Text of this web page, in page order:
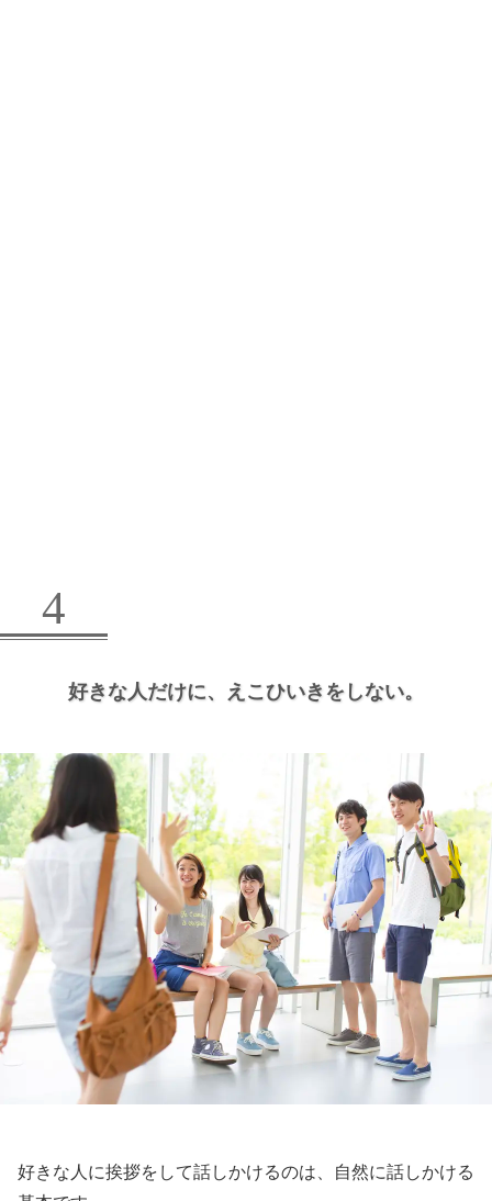
4
好きな人だけに、 えこひいきをしない。
好きな人に挨拶をして話しかけるのは、自然に話しかける